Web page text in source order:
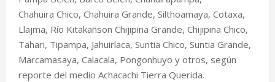
Chahuira Chico, Chahuira Grande, Silthoamaya, Cotaxa,
Llajma, Río Kitakañson Chijipina Grande, Chijipina Chico,
Tahari, Tipampa, Jahuirlaca, Suntia Chico, Suntia Grande,
Marcamasaya, Calacala, Pongonhuyo y otros, según
reporte del medio Achacachi Tierra Querida.